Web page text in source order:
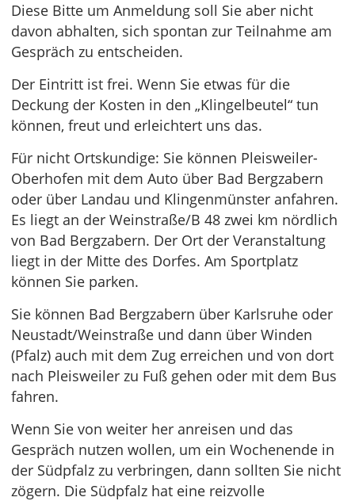
Diese Bitte um Anmeldung soll Sie aber nicht
davon abhalten, sich spontan zur Teilnahme am
Gespräch zu entscheiden.
Der Eintritt ist frei. Wenn Sie etwas für die
Deckung der Kosten in den „Klingelbeutel“ tun
können, freut und erleichtert uns das.
Für nicht Ortskundige: Sie können Pleisweiler-
Oberhofen mit dem Auto über Bad Bergzabern
oder über Landau und Klingenmünster anfahren.
Es liegt an der Weinstraße/B 48 zwei km nördlich
von Bad Bergzabern. Der Ort der Veranstaltung
liegt in der Mitte des Dorfes. Am Sportplatz
können Sie parken.
Sie können Bad Bergzabern über Karlsruhe oder
Neustadt/Weinstraße und dann über Winden
(Pfalz) auch mit dem Zug erreichen und von dort
nach Pleisweiler zu Fuß gehen oder mit dem Bus
fahren.
Wenn Sie von weiter her anreisen und das
Gespräch nutzen wollen, um ein Wochenende in
der Südpfalz zu verbringen, dann sollten Sie nicht
zögern. Die Südpfalz hat eine reizvolle